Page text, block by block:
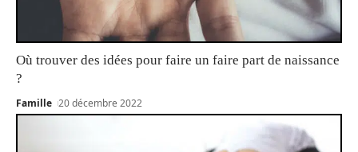
Où trouver des idées pour faire un faire part de naissance
?
Famille 20 décembre 2022